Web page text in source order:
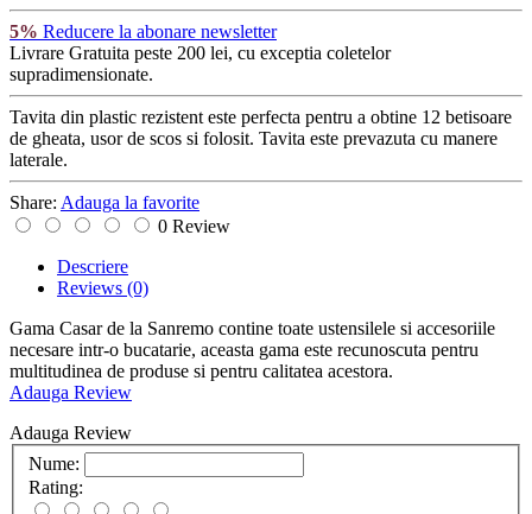
5% Reducere la abonare newsletter
Livrare Gratuita peste 200 lei, cu exceptia coletelor
supradimensionate.
Tavita din plastic rezistent este perfecta pentru a obtine 12 betisoare
de gheata, usor de scos si folosit. Tavita este prevazuta cu manere
laterale.
Share: Adauga la favorite
0 Review
Descriere
Reviews (0)
Gama Casar de la Sanremo contine toate ustensilele si accesoriile
necesare intr-o bucatarie, aceasta gama este recunoscuta pentru
multitudinea de produse si pentru calitatea acestora.
Adauga Review
Adauga Review
Nume:
Rating: